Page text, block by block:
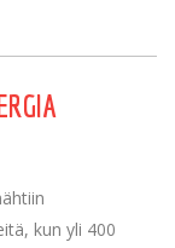
kun yli 400